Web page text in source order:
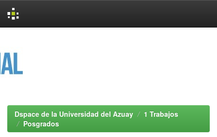
Dspace de la Universidad del Azuay
1 Trabajos
Posgrados